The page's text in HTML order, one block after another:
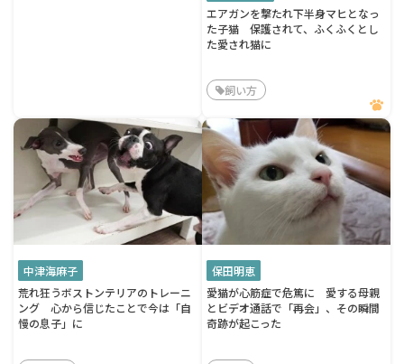
エアガンを撃たれ下半身マヒとなっ
た子猫 保護されて、ふくふくとし
た愛され猫に
飼い方
中津海麻子
荒れ狂うボストンテリアのトレーニ
ング 心から信じたことで今は「自
慢の息子」に
保田明恵
愛猫が心筋症で危篤に 愛する母親
とビデオ通話で「再会」、その瞬間
奇跡が起こった